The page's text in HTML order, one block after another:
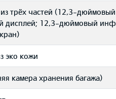
трёх частей (12,3-
дисплей; 12,3-дюймовый
эко кожи
камера хранения багажа)